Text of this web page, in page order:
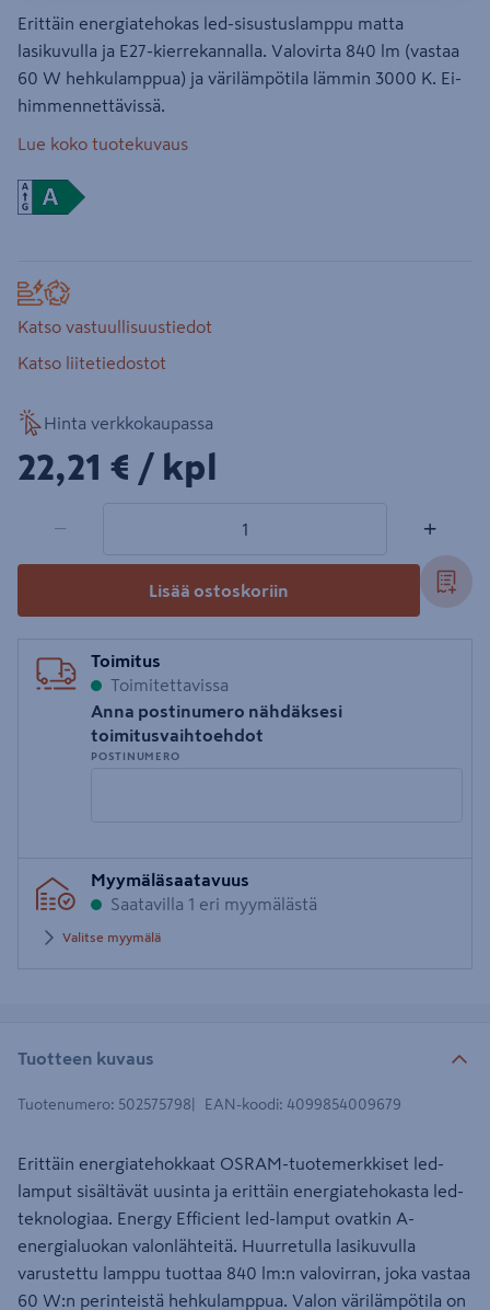
Erittäin energiatehokas led-sisustuslamppu matta
lasikuvulla ja E27-kierrekannalla. Valovirta 840 lm (vastaa
60 W hehkulamppua) ja värilämpötila lämmin 3000 K. Ei-
himmennettävissä.
Lue koko tuotekuvaus
Katso vastuullisuustiedot
Katso liitetiedostot
Hinta verkkokaupassa
22,21€/kpl
22,21 € / kpl
− +
Lisää ostoskoriin
Toimitus
Toimitettavissa
Anna postinumero nähdäksesi
toimitusvaihtoehdot
POSTINUMERO
postinumero
Myymäläsaatavuus
Saatavilla 1 eri myymälästä
Valitse myymälä
Tuotteen kuvaus
Tuotenumero: 502575798 EAN-koodi: 4099854009679
Erittäin energiatehokkaat OSRAM-tuotemerkkiset led-
lamput sisältävät uusinta ja erittäin energiatehokasta led-
teknologiaa. Energy Efficient led-lamput ovatkin A-
energialuokan valonlähteitä. Huurretulla lasikuvulla
varustettu lamppu tuottaa 840 lm:n valovirran, joka vastaa
60 W:n perinteistä hehkulamppua. Valon värilämpötila on